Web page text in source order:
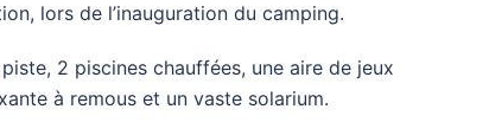
lors de l’inauguration du camping.
2 piscines chauffées, une aire de jeux
à remous et un vaste solarium.